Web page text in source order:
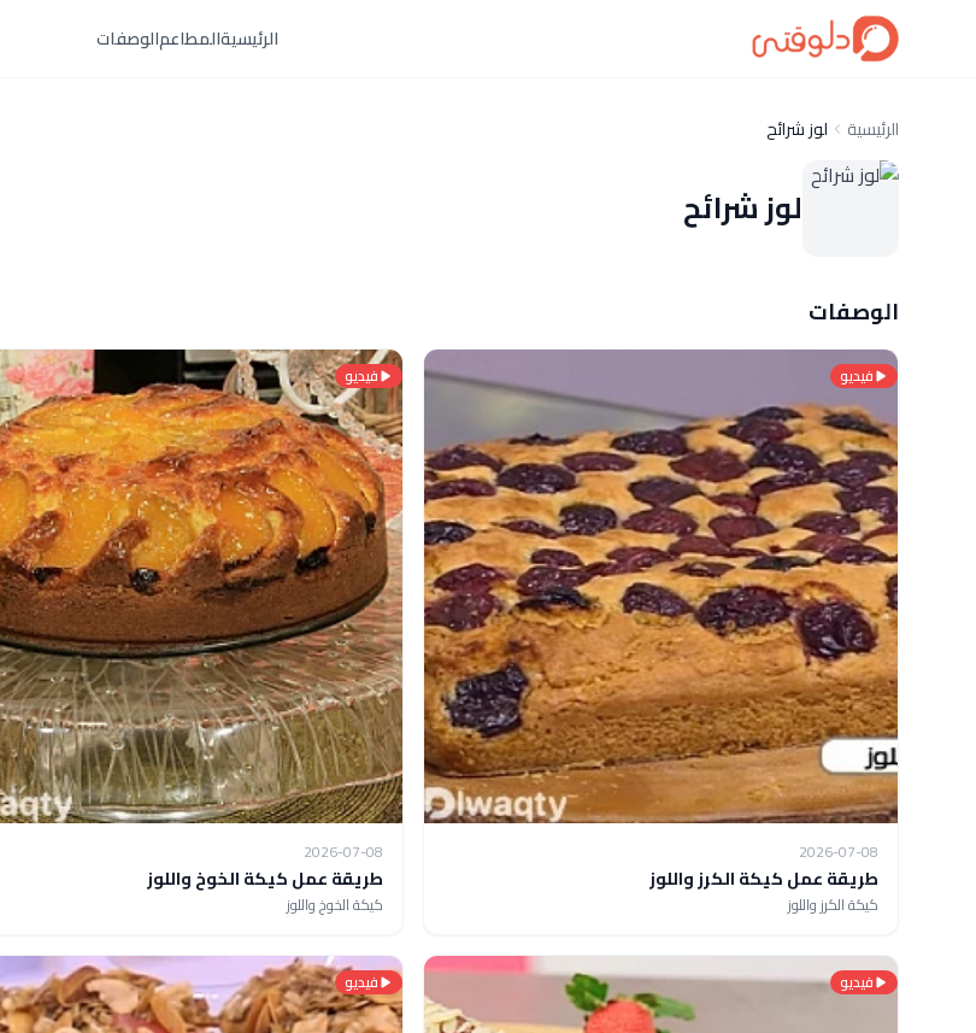
الرئيسيةالمطاعمالوصفات
الرئيسية لوز شرائح
لوز شرائح
الوصفات
فيديو
2026-07-08
طريقة عمل كيكة الكرز واللوز
كيكة الكرز واللوز
فيديو
2026-07-08
طريقة عمل كيكة الخوخ واللوز
كيكة الخوخ واللوز
فيديو فيديو